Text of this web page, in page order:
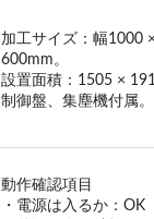
加工サイズ：幅1000
600mm。
設置面積：1505 ×
制御盤、集塵機付属。
動作確認項目
・電源は入るか：OK